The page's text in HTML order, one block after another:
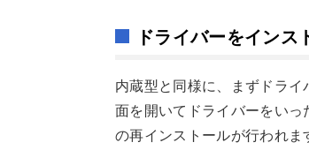
ドライバーをインス
内蔵型と同様に、まずドラ
面を開いてドライバーをい
の再インストールが行われま